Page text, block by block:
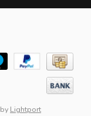
by Lightport